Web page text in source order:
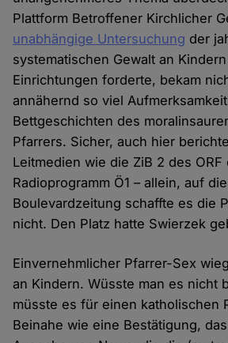
Plattform Betroffener Kirchlicher
unabhängige Untersuchung der
systematischen Gewalt an
Einrichtungen forderte, bekam
annähernd so viel
Bettgeschichten des
Pfarrers. Sicher, auch hier
Leitmedien wie die ZiB 2 des ORF
Radioprogramm Ö1 – allein, auf
Boulevardzeitung schaffte es die
nicht. Den Platz hatte Swierzek
Einvernehmlicher Pfarrer-Sex
an Kindern. Wüsste man es nicht
müsste es für einen katholischen
Beinahe wie eine Bestätigung,